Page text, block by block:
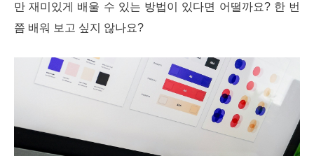
만 재미있게 배울 수 있는 방법이 있다면 어떨까요? 한 번
쯤 배워 보고 싶지 않나요?